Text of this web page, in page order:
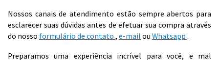
Nossos canais de atendimento estão sempre abertos para
esclarecer suas dúvidas antes de efetuar sua compra através
do nosso formulário de contato , e-mail ou Whatsapp .
Preparamos uma experiência incrível para você, e mal